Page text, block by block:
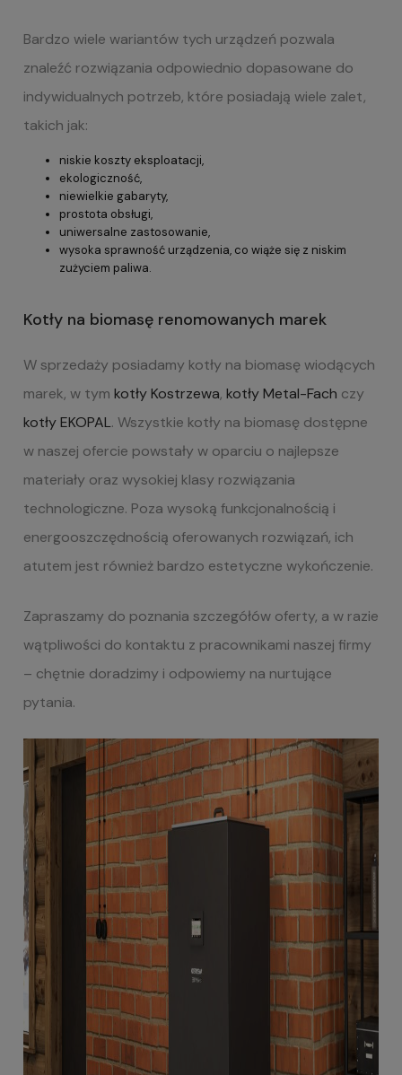
Bardzo wiele wariantów tych urządzeń pozwala
znaleźć rozwiązania odpowiednio dopasowane do
indywidualnych potrzeb, które posiadają wiele zalet,
takich jak:
niskie koszty eksploatacji,
ekologiczność,
niewielkie gabaryty,
prostota obsługi,
uniwersalne zastosowanie,
wysoka sprawność urządzenia, co wiąże się z niskim
zużyciem paliwa.
Kotły na biomasę renomowanych marek
W sprzedaży posiadamy kotły na biomasę wiodących
marek, w tym kotły Kostrzewa, kotły Metal-Fach czy
kotły EKOPAL. Wszystkie kotły na biomasę dostępne
w naszej ofercie powstały w oparciu o najlepsze
materiały oraz wysokiej klasy rozwiązania
technologiczne. Poza wysoką funkcjonalnością i
energooszczędnością oferowanych rozwiązań, ich
atutem jest również bardzo estetyczne wykończenie.
Zapraszamy do poznania szczegółów oferty, a w razie
wątpliwości do kontaktu z pracownikami naszej firmy
– chętnie doradzimy i odpowiemy na nurtujące
pytania.